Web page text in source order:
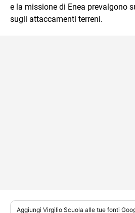
e la missione di Enea prevalgono
sugli attaccamenti terreni.
Aggiungi Virgilio Scuola alle tue fonti